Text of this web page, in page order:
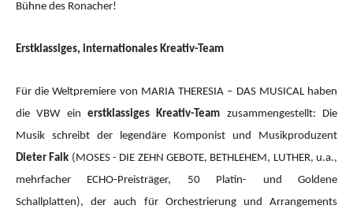
Bühne des Ronacher!
Erstklassiges, internationales Kreativ-Team
Für die Weltpremiere von MARIA THERESIA – DAS MUSICAL haben
die VBW ein erstklassiges Kreativ-Team zusammengestellt: Die
Musik schreibt der legendäre Komponist und Musikproduzent
Dieter Falk (MOSES - DIE ZEHN GEBOTE, BETHLEHEM, LUTHER, u.a.,
mehrfacher ECHO-Preisträger, 50 Platin- und Goldene
Schallplatten), der auch für Orchestrierung und Arrangements